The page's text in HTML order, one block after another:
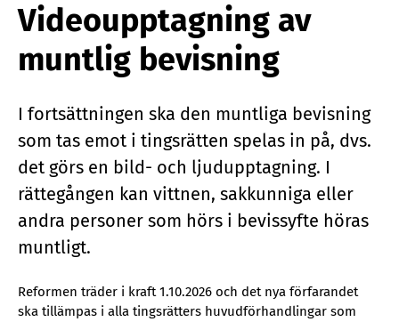
Videoupptagning av
muntlig bevisning
I fortsättningen ska den muntliga bevisning
som tas emot i tingsrätten spelas in på, dvs.
det görs en bild- och ljudupptagning. I
rättegången kan vittnen, sakkunniga eller
andra personer som hörs i bevissyfte höras
muntligt.
Reformen träder i kraft 1.10.2026 och det nya förfarandet
ska tillämpas i alla tingsrätters huvudförhandlingar som